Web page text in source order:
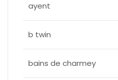
ayent
b twin
bains de charmey